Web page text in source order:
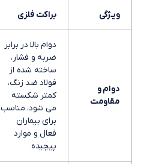
ویـژگی براکت فلزی
دوام و
مقاومت
دوام بالا در برابر
ضربه و فشار،
ساخته شده از
فولاد ضد زنگ،
کمتر شکسته
می شود، مناسب
برای بیماران
فعال و موارد
پیچیده